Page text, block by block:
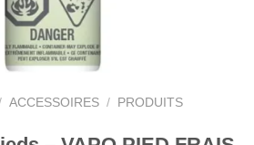
ACCESSOIRES /
PRODUITS